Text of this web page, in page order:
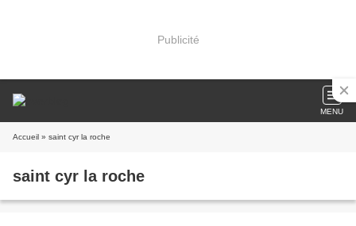
Publicité
MENU
Accueil » saint cyr la roche
saint cyr la roche